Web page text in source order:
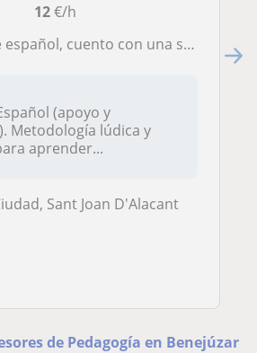
12€/h
una sólida trayectoria en la enseñanza de la lengua y la pedagogía activa.
(apoyo y
Metodología lúdica y
aprender...
Sant Joan D'Alacant
de Pedagogía en Benejúzar